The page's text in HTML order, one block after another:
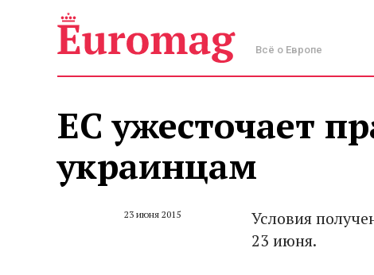
Всё о Европе
ЕС ужесточает
украинцам
23 июня 2015
Условия
23 июня.